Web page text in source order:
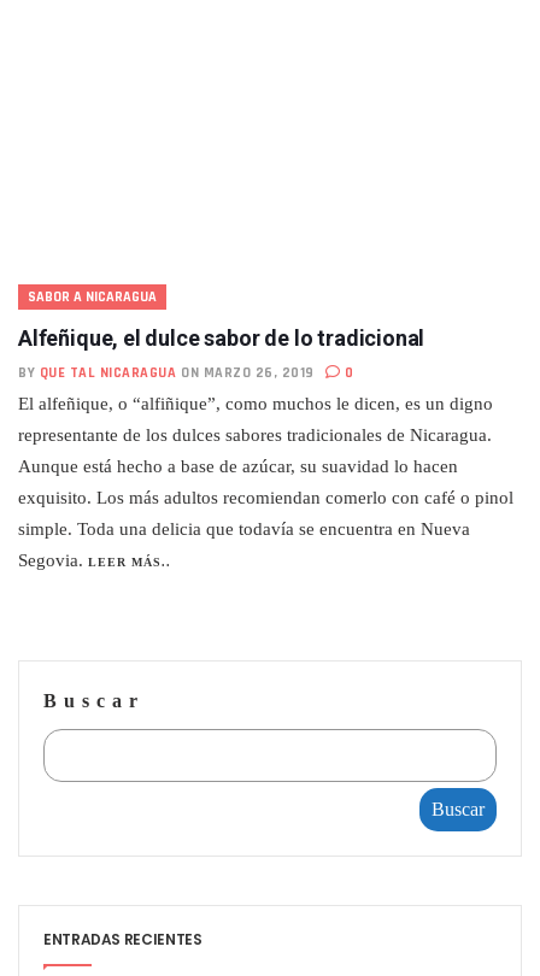
SABOR A NICARAGUA
Alfeñique, el dulce sabor de lo tradicional
BY QUE TAL NICARAGUA ON MARZO 26, 2019 0
El alfeñique, o “alfiñique”, como muchos le dicen, es un digno
representante de los dulces sabores tradicionales de Nicaragua.
Aunque está hecho a base de azúcar, su suavidad lo hacen
exquisito. Los más adultos recomiendan comerlo con café o pinol
simple. Toda una delicia que todavía se encuentra en Nueva
Segovia. LEER MÁS..
Buscar
Buscar
ENTRADAS RECIENTES